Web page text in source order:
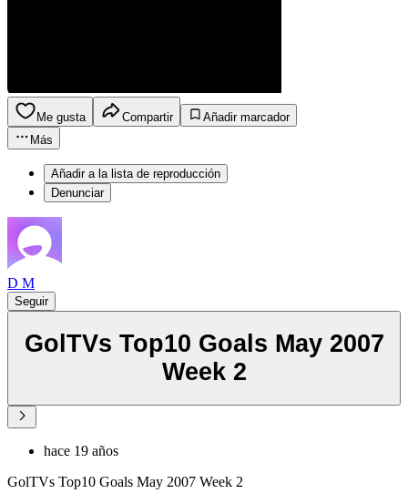
Me gusta Compartir
Añadir marcador
Más
Añadir a la lista de reproducción
Denunciar
D M
Seguir
GolTVs Top10 Goals May 2007
Week 2
hace 19 años
GolTVs Top10 Goals May 2007 Week 2